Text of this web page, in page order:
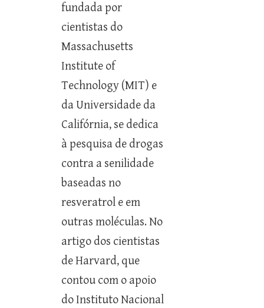
fundada por
cientistas do
Massachusetts
Institute of
Technology (MIT) e
da Universidade da
Califórnia, se dedica
à pesquisa de drogas
contra a senilidade
baseadas no
resveratrol e em
outras moléculas. No
artigo dos cientistas
de Harvard, que
contou com o apoio
do Instituto Nacional